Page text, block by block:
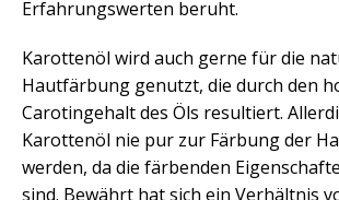
Erfahrungswerten beruht.
Karottenöl wird auch gerne für die
Hautfärbung genutzt, die durch den
Carotingehalt des Öls resultiert.
Karottenöl nie pur zur Färbung der
werden, da die färbenden
sind. Bewährt hat sich ein Verhältnis